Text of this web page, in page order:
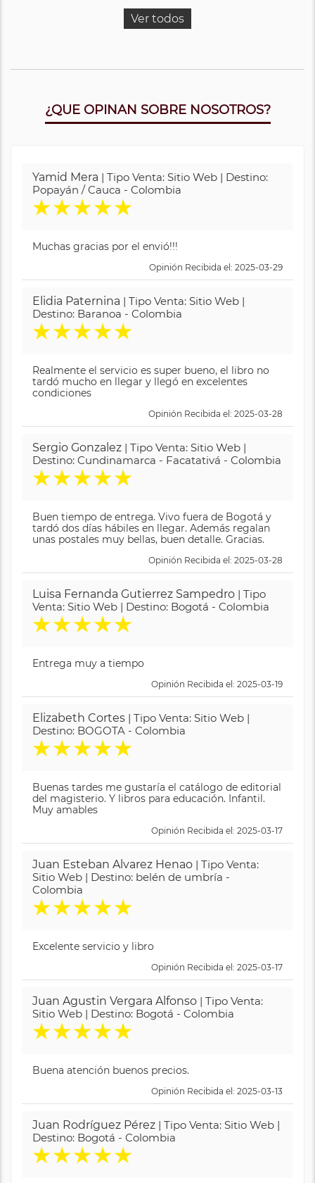
Ver todos
¿QUE OPINAN SOBRE NOSOTROS?
Yamid Mera | Tipo Venta: Sitio Web | Destino:
Popayán / Cauca - Colombia
★★★★★
Muchas gracias por el envió!!!
Opinión Recibida el: 2025-03-29
Elidia Paternina | Tipo Venta: Sitio Web |
Destino: Baranoa - Colombia
★★★★★
Realmente el servicio es super bueno, el libro no
tardó mucho en llegar y llegó en excelentes
condiciones
Opinión Recibida el: 2025-03-28
Sergio Gonzalez | Tipo Venta: Sitio Web |
Destino: Cundinamarca - Facatativá - Colombia
★★★★★
Buen tiempo de entrega. Vivo fuera de Bogotá y
tardó dos días hábiles en llegar. Además regalan
unas postales muy bellas, buen detalle. Gracias.
Opinión Recibida el: 2025-03-28
Luisa Fernanda Gutierrez Sampedro | Tipo
Venta: Sitio Web | Destino: Bogotá - Colombia
★★★★★
Entrega muy a tiempo
Opinión Recibida el: 2025-03-19
Elizabeth Cortes | Tipo Venta: Sitio Web |
Destino: BOGOTA - Colombia
★★★★★
Buenas tardes me gustaría el catálogo de editorial
del magisterio. Y libros para educación. Infantil.
Muy amables
Opinión Recibida el: 2025-03-17
Juan Esteban Alvarez Henao | Tipo Venta:
Sitio Web | Destino: belén de umbría -
Colombia
★★★★★
Excelente servicio y libro
Opinión Recibida el: 2025-03-17
Juan Agustin Vergara Alfonso | Tipo Venta:
Sitio Web | Destino: Bogotá - Colombia
★★★★★
Buena atención buenos precios.
Opinión Recibida el: 2025-03-13
Juan Rodríguez Pérez | Tipo Venta: Sitio Web |
Destino: Bogotá - Colombia
★★★★★